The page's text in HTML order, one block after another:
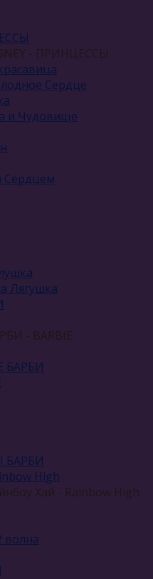
- ПРИНЦЕССЫ
Сердце
и Чудовище
Сердцем
Лягушка
- BARBIE
БАРБИ
БАРБИ
High
Хай - Rainbow High
волна